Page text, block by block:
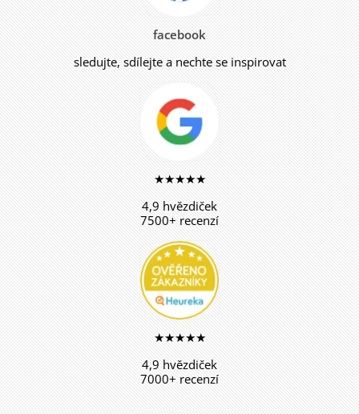
facebook
sledujte, sdílejte a nechte se inspirovat
★★★★★
4,9 hvězdiček
7500+ recenzí
★★★★★
4,9 hvězdiček
7000+ recenzí